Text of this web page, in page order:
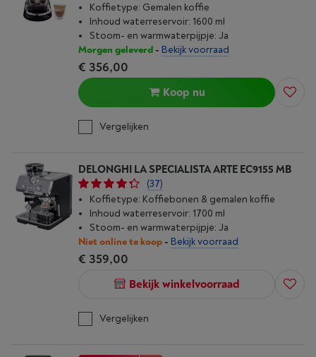
Koffietype: Gemalen koffie
Inhoud waterreservoir: 1600 ml
Stoom- en warmwaterpijpje: Ja
Morgen geleverd- Bekijk voorraad
€ 356,00
Koop nu
Vergelijken
DELONGHI LA SPECIALISTA ARTE EC9155 MB
(37)
Koffietype: Koffiebonen & gemalen koffie
Inhoud waterreservoir: 1700 ml
Stoom- en warmwaterpijpje: Ja
Niet online te koop- Bekijk voorraad
€ 359,00
Bekijk winkelvoorraad
Vergelijken